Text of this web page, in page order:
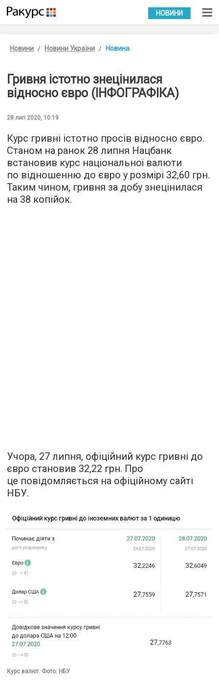
УКР РУС
НОВИНИ
Новини Новини України Новина
Гривня істотно знецінилася
відносно євро (ІНФОГРАФІКА)
28 лип 2020, 10:19
Курс гривні істотно просів відносно євро.
Станом на ранок 28 липня Нацбанк
встановив курс національної валюти
по відношенню до євро у розмірі 32,60 грн.
Таким чином, гривня за добу знецінилася
на 38 копійок.
Учора, 27 липня, офіційний курс гривні до
євро становив 32,22 грн. Про
це повідомляється на офіційному сайті
НБУ.
Курс валют. Фото: НБУ